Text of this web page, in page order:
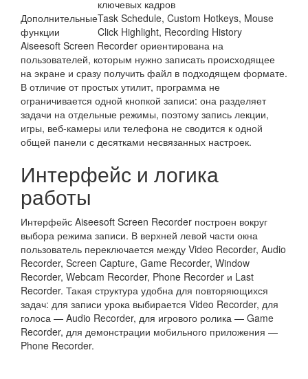
ключевых кадров
Дополнительные
функции
Task Schedule, Custom Hotkeys, Mouse
Click Highlight, Recording History
Aiseesoft Screen Recorder ориентирована на
пользователей, которым нужно записать происходящее
на экране и сразу получить файл в подходящем формате.
В отличие от простых утилит, программа не
ограничивается одной кнопкой записи: она разделяет
задачи на отдельные режимы, поэтому запись лекции,
игры, веб-камеры или телефона не сводится к одной
общей панели с десятками несвязанных настроек.
Интерфейс и логика
работы
Интерфейс Aiseesoft Screen Recorder построен вокруг
выбора режима записи. В верхней левой части окна
пользователь переключается между Video Recorder, Audio
Recorder, Screen Capture, Game Recorder, Window
Recorder, Webcam Recorder, Phone Recorder и Last
Recorder. Такая структура удобна для повторяющихся
задач: для записи урока выбирается Video Recorder, для
голоса — Audio Recorder, для игрового ролика — Game
Recorder, для демонстрации мобильного приложения —
Phone Recorder.